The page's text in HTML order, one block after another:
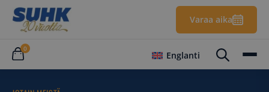
Varaa aika
0
Englanti